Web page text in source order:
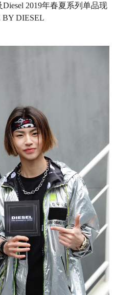
2019年春夏系列单品现
BY DIESEL